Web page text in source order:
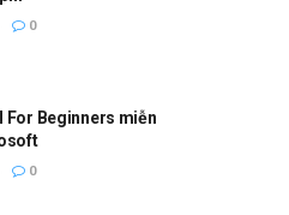
0
For Beginners miễn
0